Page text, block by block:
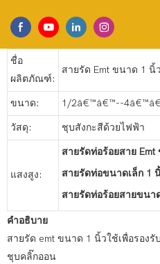
ชื่อ
ผลิตภัณฑ์:
สายรัด Emt ขนาด 1 นิ้ว
ขนาด: 1/2â€™â€™--
วัสดุ: ชุบสังกะสีด้วยไฟฟ้า
แสงสูง:
สายรัดท่อร้อยสาย Emt
สายรัดท่อขนาดเล็ก 1
สายรัดท่อร้อยสายขนา
คำอธิบาย
สายรัด emt ขนาด 1 นิ้วใช้เพื่อรองรั
ชุบคลิ๊กออน